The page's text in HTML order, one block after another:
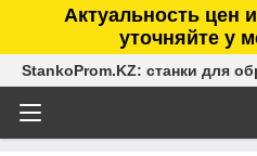
Актуальность цен
уточняйте у
StankoProm.KZ: станки для